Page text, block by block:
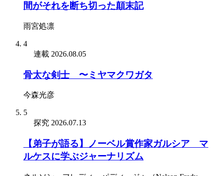
間がそれを断ち切った顛末記
雨宮処凛
4
連載 2026.08.05
骨太な剣士 〜ミヤマクワガタ
今森光彦
5
探究 2026.07.13
【弟子が語る】ノーベル賞作家ガルシア゠マ
ルケスに学ぶジャーナリズム